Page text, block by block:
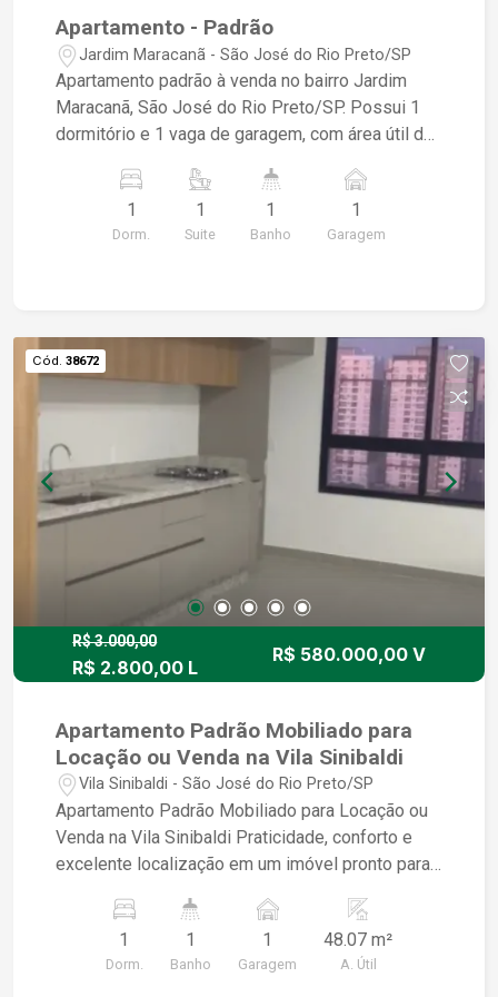
Apartamento - Padrão
Jardim Maracanã - São José do Rio Preto/SP
Apartamento padrão à venda no bairro Jardim
Maracanã, São José do Rio Preto/SP. Possui 1
dormitório e 1 vaga de garagem, com área útil de
praticidade em uma localização tranquila. Entre
em contato para mais informações ou agendar
uma visita!
1
Dorm.
1
Suite
1
Banho
1
Garagem
Cód. 38672
R$ 3.000,00
R$ 2.800,00 L
R$ 580.000,00 V
Apartamento Padrão Mobiliado para
Locação ou Venda na Vila Sinibaldi
Vila Sinibaldi - São José do Rio Preto/SP
Apartamento Padrão Mobiliado para Locação ou
Venda na Vila Sinibaldi Praticidade, conforto e
excelente localização em um imóvel pronto para
a dia, este apartamento mobiliado oferece
ambientes aconchegantes e funcionais. - 01
dormitório - Sala para 2 ambientes,
1
Dorm.
1
Banho
1
Garagem
48.07 m²
A. Útil